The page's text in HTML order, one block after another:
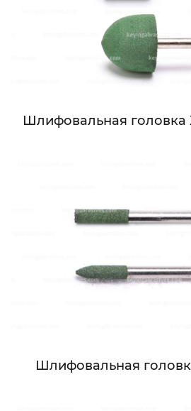
Шлифовальная головка
Шлифовальная